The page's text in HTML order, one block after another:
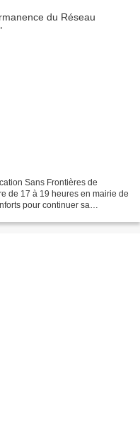
Sans Frontières de
de 17 à 19 heures en mairie de
pour continuer sa